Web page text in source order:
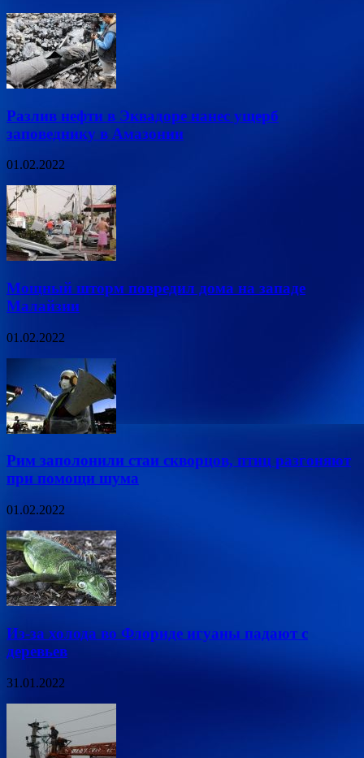
Разлив нефти в Эквадоре нанес ущерб
заповеднику в Амазонии
01.02.2022
Мощный шторм повредил дома на западе
Малайзии
01.02.2022
Рим заполонили стаи скворцов, птиц разгоняют
при помощи шума
01.02.2022
Из-за холода во Флориде игуаны падают с
деревьев
31.01.2022